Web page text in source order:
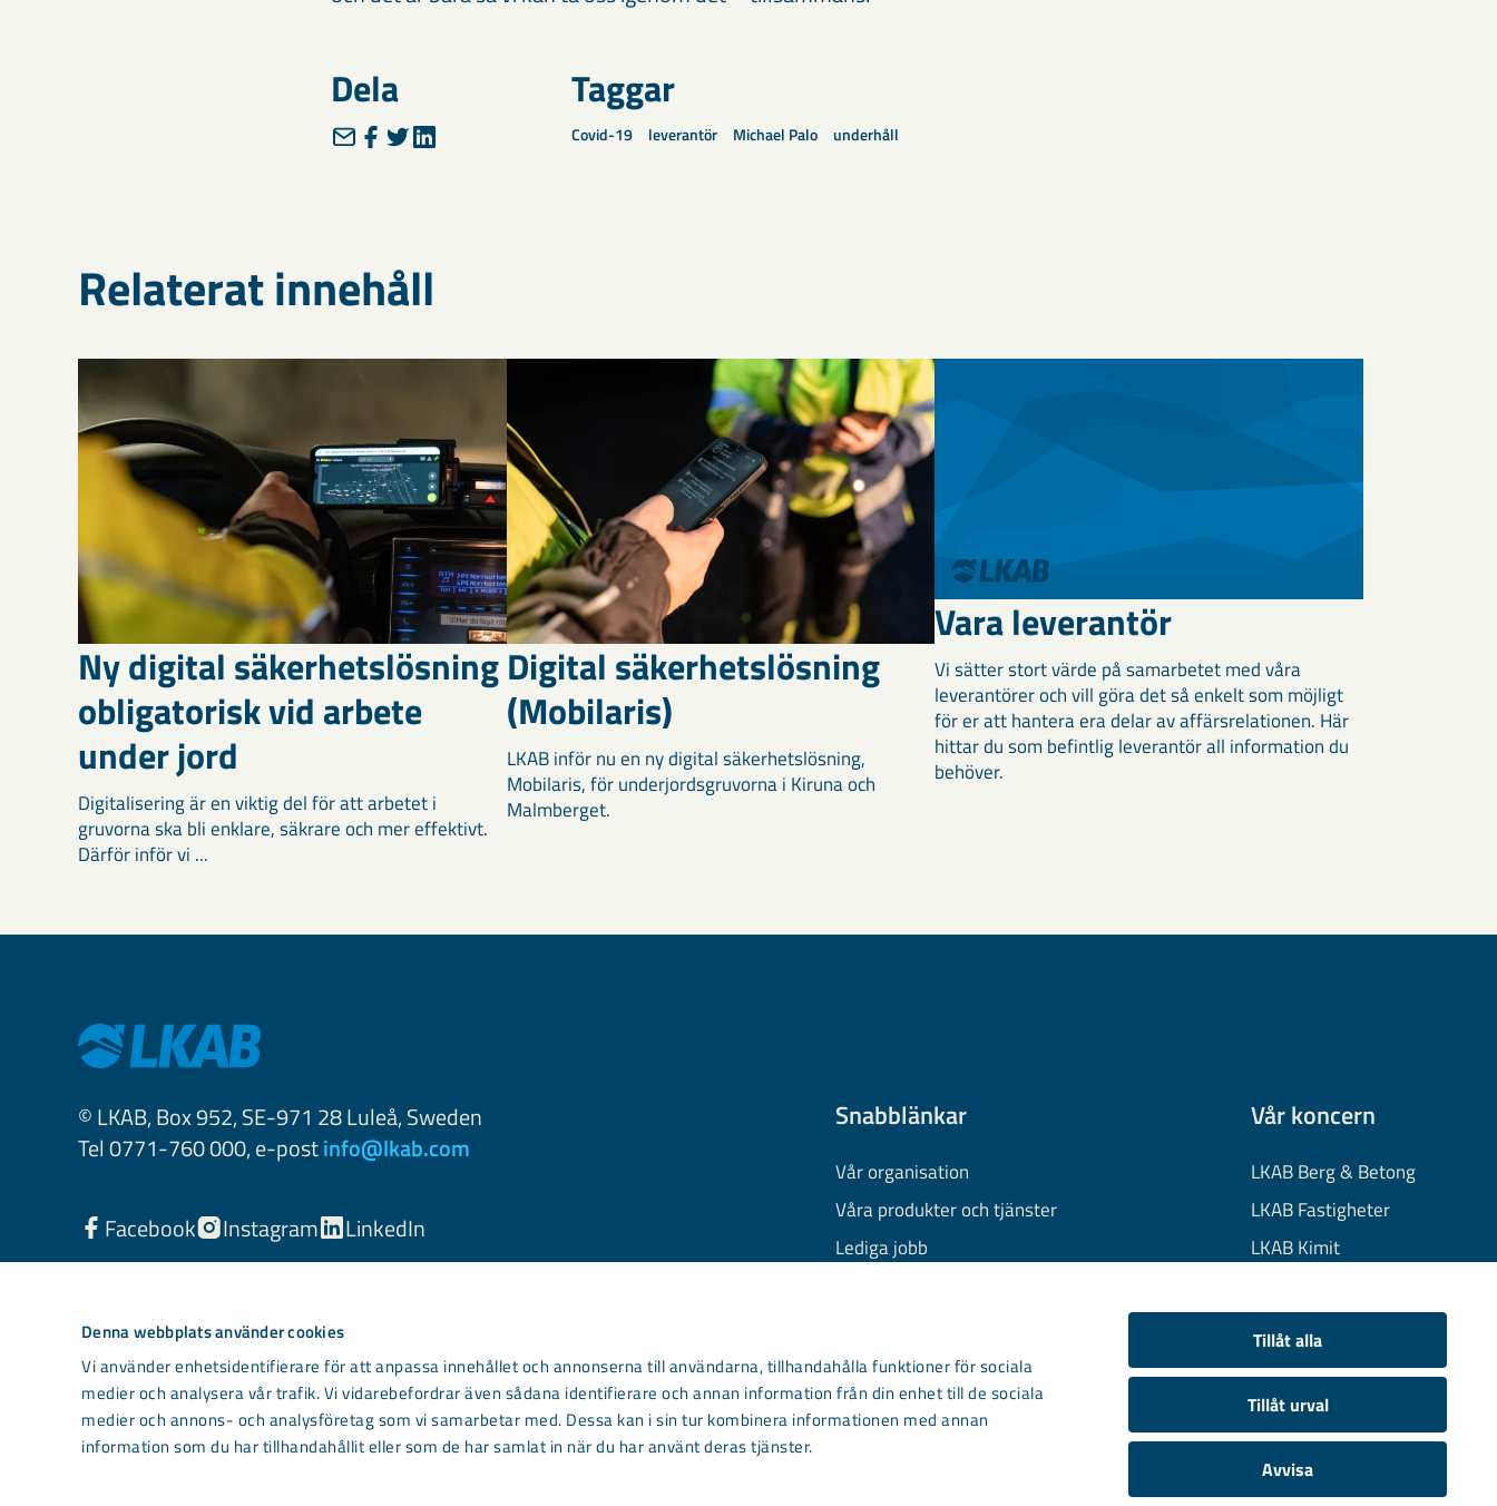
Denna webbplats använder cookies
Vi använder enhetsidentifierare för att anpassa innehållet och annonserna till användarna, tillhandahålla funktioner för sociala
medier och analysera vår trafik. Vi vidarebefordrar även sådana identifierare och annan information från din enhet till de sociala
medier och annons- och analysföretag som vi samarbetar med. Dessa kan i sin tur kombinera informationen med annan
information som du har tillhandahållit eller som de har samlat in när du har använt deras tjänster.
Tillåt alla
Tillåt urval
Avvisa
Dela Taggar
Covid-19 leverantör Michael Palo underhåll
Relaterat innehåll
Ny digital säkerhetslösning
obligatorisk vid arbete
under jord
Digitalisering är en viktig del för att arbetet i
gruvorna ska bli enklare, säkrare och mer effektivt.
Därför inför vi ...
Digital säkerhetslösning
(Mobilaris)
LKAB inför nu en ny digital säkerhetslösning,
Mobilaris, för underjordsgruvorna i Kiruna och
Malmberget.
Vara leverantör
Vi sätter stort värde på samarbetet med våra
leverantörer och vill göra det så enkelt som möjligt
för er att hantera era delar av affärsrelationen. Här
hittar du som befintlig leverantör all information du
behöver.
© LKAB, Box 952, SE-971 28 Luleå, Sweden
Tel 0771-760 000, e-postinfo@lkab.com
Facebook Instagram LinkedIn
Snabblänkar
Vår organisation
Våra produkter och tjänster
Lediga jobb
Information om cookies
Kontakta oss
Vår koncern
LKAB Berg & Betong
LKAB Fastigheter
LKAB Kimit
LKAB Wassara
Samhällsutveckling